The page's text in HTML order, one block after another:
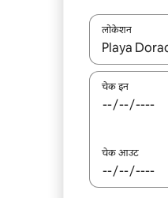
लोकेशन
नतीजों के
चेक इन
चेक आउट